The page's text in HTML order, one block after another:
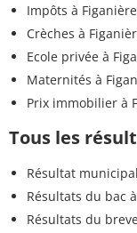
Impôts à
Crèches à
Ecole privée à
Maternités à
Prix immobilier à
Tous les
Résultat
Résultats du bac
Résultats du